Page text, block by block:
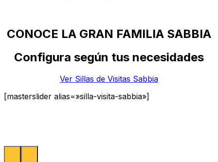
CONOCE LA GRAN FAMILIA SABBIA
Configura según tus necesidades
Ver Sillas de Visitas Sabbia
[masterslider alias=»silla-visita-sabbia»]